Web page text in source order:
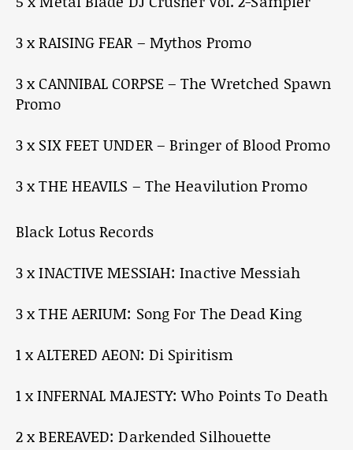
3 x RAISING FEAR – Mythos Promo
3 x CANNIBAL CORPSE – The Wretched Spawn
Promo
3 x SIX FEET UNDER – Bringer of Blood Promo
3 x THE HEAVILS – The Heavilution Promo
Black Lotus Records
3 x INACTIVE MESSIAH: Inactive Messiah
3 x THE AERIUM: Song For The Dead King
1 x ALTERED AEON: Di Spiritism
1 x INFERNAL MAJESTY: Who Points To Death
2 x BEREAVED: Darkended Silhouette